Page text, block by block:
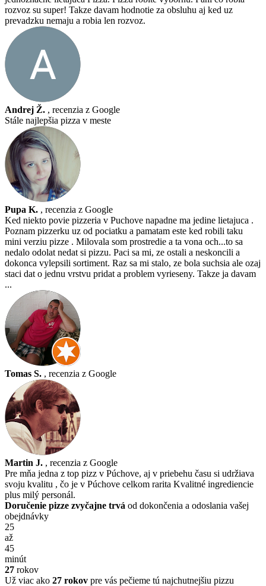
rozvoz su super! Takze davam hodnotie za obsluhu aj ked uz
prevadzku nemaju a robia len rozvoz.
Andrej Ž. , recenzia z Google
Stále najlepšia pizza v meste
Pupa K. , recenzia z Google
Ked niekto povie pizzeria v Puchove napadne ma jedine lietajuca .
Poznam pizzerku uz od pociatku a pamatam este ked robili taku
mini verziu pizze . Milovala som prostredie a ta vona och...to sa
nedalo odolat nedat si pizzu. Paci sa mi, ze ostali a neskoncili a
dokonca vylepsili sortiment. Raz sa mi stalo, ze bola suchsia ale ozaj
staci dat o jednu vrstvu pridat a problem vyrieseny. Takze ja davam
...
Tomas S. , recenzia z Google
Martin J. , recenzia z Google
Pre mňa jedna z top pizz v Púchove, aj v priebehu času si udržiava
svoju kvalitu , čo je v Púchove celkom rarita Kvalitné ingrediencie
plus milý personál.
Doručenie pizze zvyčajne trvá od dokončenia a odoslania vašej
obejdnávky
25
až
45
minút
27 rokov
Už viac ako 27 rokov pre vás pečieme tú najchutnejšiu pizzu